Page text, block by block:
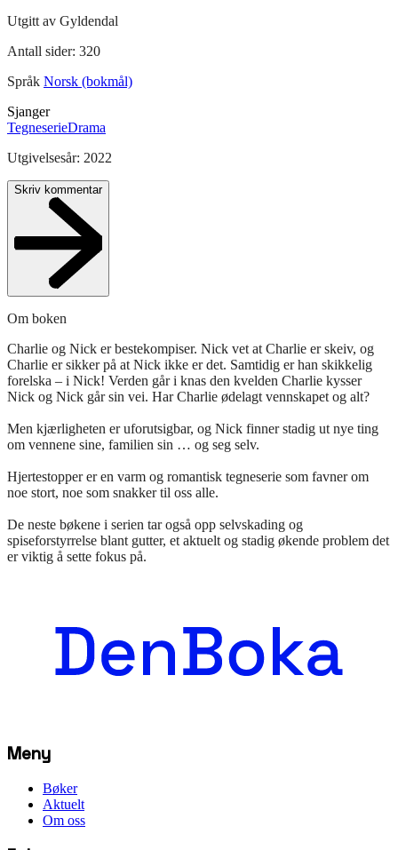
Utgitt av Gyldendal
Antall sider: 320
Språk Norsk (bokmål)
Sjanger
TegneserieDrama
Utgivelsesår: 2022
Skriv kommentar
Om boken
Charlie og Nick er bestekompiser. Nick vet at Charlie er skeiv, og
Charlie er sikker på at Nick ikke er det. Samtidig er han skikkelig
forelska – i Nick! Verden går i knas den kvelden Charlie kysser
Nick og Nick går sin vei. Har Charlie ødelagt vennskapet og alt?
Men kjærligheten er uforutsigbar, og Nick finner stadig ut nye ting
om vennene sine, familien sin … og seg selv.
Hjertestopper er en varm og romantisk tegneserie som favner om
noe stort, noe som snakker til oss alle.
De neste bøkene i serien tar også opp selvskading og
spiseforstyrrelse blant gutter, et aktuelt og stadig økende problem det
er viktig å sette fokus på.
Meny
Bøker
Aktuelt
Om oss